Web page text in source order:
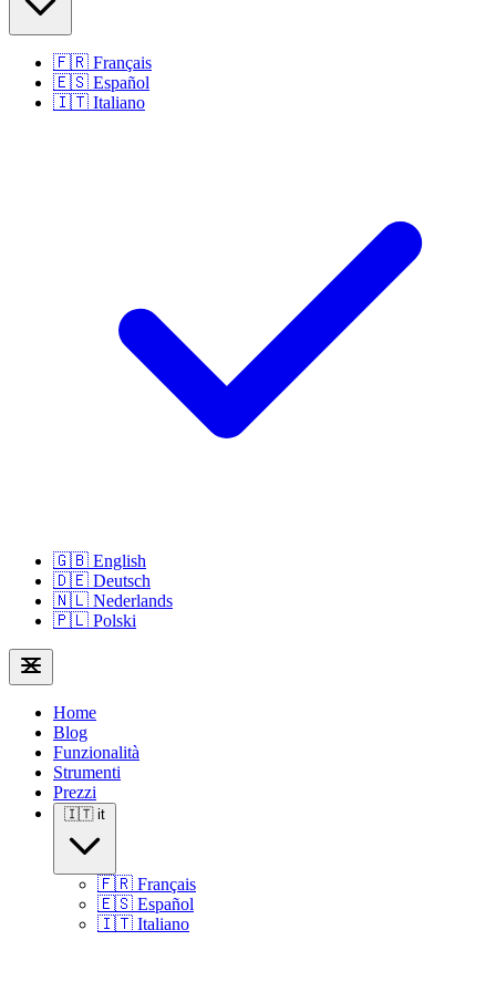
🇫🇷 Français
🇪🇸 Español
🇮🇹 Italiano
🇬🇧 English
🇩🇪 Deutsch
🇳🇱 Nederlands
🇵🇱 Polski
Home
Blog
Funzionalità
Strumenti
Prezzi
🇮🇹 it
🇫🇷 Français
🇪🇸 Español
🇮🇹 Italiano